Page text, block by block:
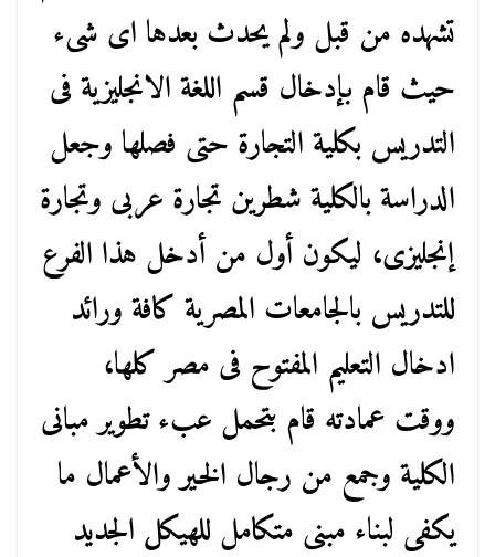
تشهده من قبل ولم يحدث بعدها اى شىء
حيث قام بإدخال قسم اللغة الانجليزية فى
التدريس بكلية التجارة حتى فصلها وجعل
الدراسة بالكلية شطرين تجارة عربى وتجارة
إنجليزى، ليكون أول من أدخل هذا الفرع
للتدريس بالجامعات المصرية كافة ورائد
ادخال التعليم المفتوح فى مصر كلها،
ووقت عمادته قام بتحمل عبء تطوير مبانى
الكلية وجمع من رجال الخير والأعمال ما
يكفى لبناء مبنى متكامل للهيكل الجديد